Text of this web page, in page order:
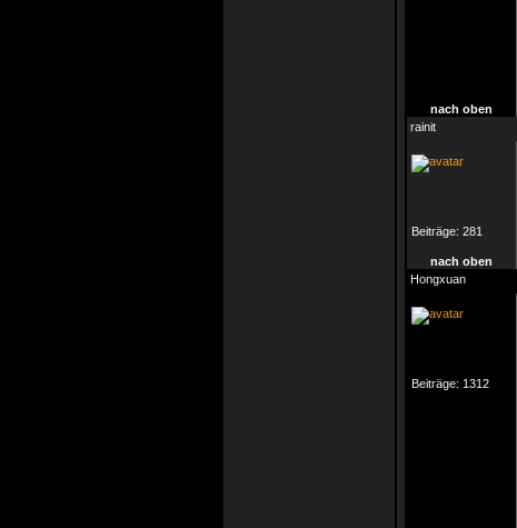
nach oben
rainit
Beiträge: 281
nach oben
Hongxuan
Beiträge: 1312